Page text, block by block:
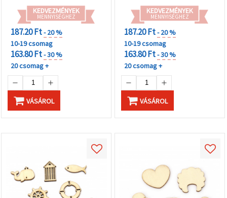
KEDVEZMÉNYEK
MENNYISÉGHEZ
187.20 Ft- 20 %
10-19 csomag
163.80 Ft- 30 %
20 csomag +
VÁSÁROL
KEDVEZMÉNYEK
MENNYISÉGHEZ
187.20 Ft- 20 %
10-19 csomag
163.80 Ft- 30 %
20 csomag +
VÁSÁROL